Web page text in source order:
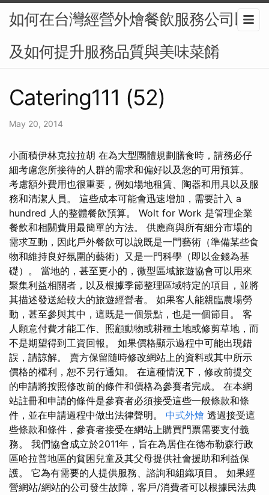
如何在台灣經營外燴餐飲服務公司以
及如何提升服務品質與美味菜餚
Catering111 (52)
May 20, 2014
小面積伊林克拉拉胡 在為大型團體規劃膳食時，請務必仔
細考慮您所接待的人群的需求和偏好以及您的可用預算。
考慮額外費用也很重要，例如場地租賃、陶器和用具以及服
務和清潔人員。 這些成本可能會迅速增加，需要計入 a
hundred 人的整體餐飲預算。 Wolt for Work 是管理企業
餐飲和相關費用最簡單的方法。 供應商與所有細分市場的
需求互動，因此戶外餐飲可以說既是一門藝術（準備某些食
物和維持良好氛圍的藝術）又是一門科學（即以金錢為基
礎）。 當地的，甚至更小的，微型區域旅遊協會可以用來
聚集利益相關者，以及根據季節整理區域特定的項目，並將
其描述發送給較大的旅遊經營者。 如果客人能親臨農場勞
動，甚至參與其中，這既是一個景點，也是一個節目。 客
人願意付費才能工作、照顧動物或耕種土地或修剪草地，而
不是期望得到工資回報。 如果價格顯示過程中可能出現錯
誤，請諒解。 賣方保留隨時修改網站上的資料或其中所示
價格的權利，恕不另行通知。 在這種情況下，修改前提交
的申請將按照修改前的條件和價格為參賽者完成。 在本網
站註冊和申請的條件是參賽者必須接受這些一般條款和條
件，並在申請過程中做出法律聲明。 中式外燴 透過接受這
些條款和條件，參賽者接受在網站上購買門票需要支付義
務。 我們協會成立於2011年，旨在為居住在德布勒森行政
區哈拉普地區的貧困兒童及其父母提供社會援助和利益保
護。 它為有需要的人提供服務、諮詢和組織項目。 如果經
營網站/網站的公司發生故障，客戶/消費者可以根據民法典